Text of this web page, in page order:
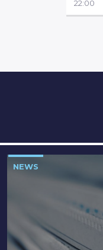
22:00
NEWS